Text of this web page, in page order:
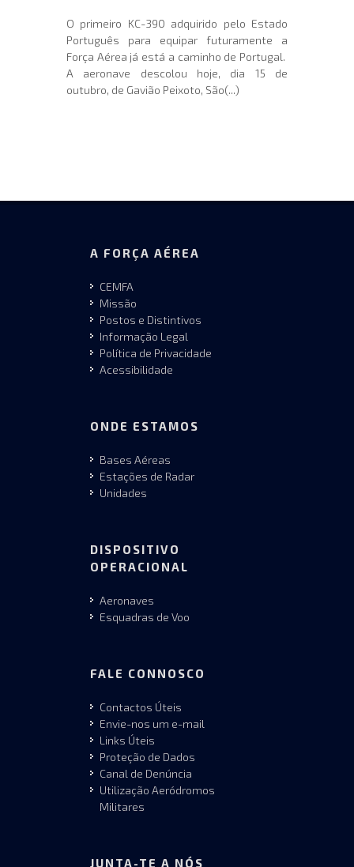
O primeiro KC-390 adquirido pelo Estado
Português para equipar futuramente a
Força Aérea já está a caminho de Portugal.
A aeronave descolou hoje, dia 15 de
outubro, de Gavião Peixoto, São(...)
A FORÇA AÉREA
CEMFA
Missão
Postos e Distintivos
Informação Legal
Política de Privacidade
Acessibilidade
ONDE ESTAMOS
Bases Aéreas
Estações de Radar
Unidades
DISPOSITIVO
OPERACIONAL
Aeronaves
Esquadras de Voo
FALE CONNOSCO
Contactos Úteis
Envie-nos um e-mail
Links Úteis
Proteção de Dados
Canal de Denúncia
Utilização Aeródromos
Militares
JUNTA-TE A NÓS